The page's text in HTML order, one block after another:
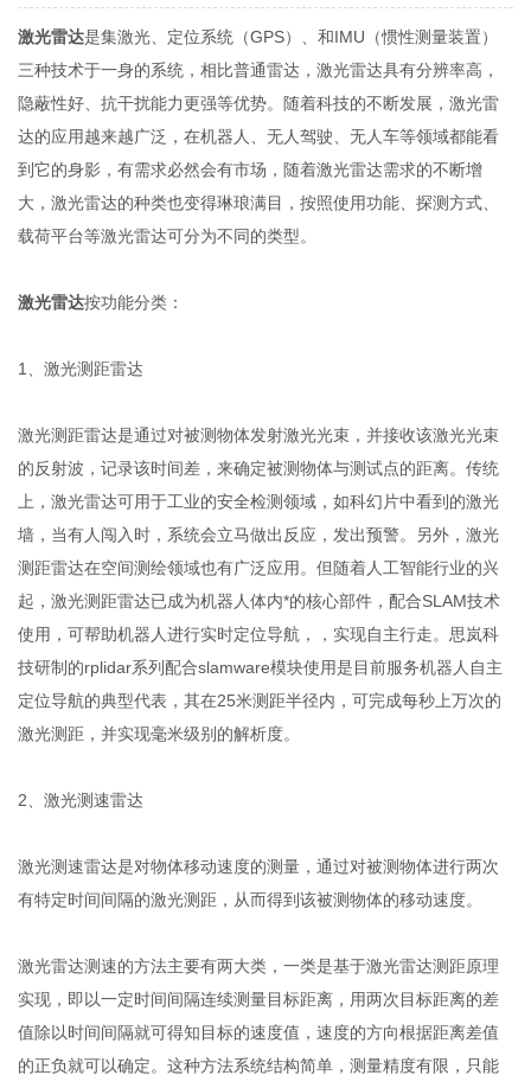
激光雷达是集激光、定位系统（GPS）、和IMU（惯性测量装置）
三种技术于一身的系统，相比普通雷达，激光雷达具有分辨率高，
隐蔽性好、抗干扰能力更强等优势。随着科技的不断发展，激光雷
达的应用越来越广泛，在机器人、无人驾驶、无人车等领域都能看
到它的身影，有需求必然会有市场，随着激光雷达需求的不断增
大，激光雷达的种类也变得琳琅满目，按照使用功能、探测方式、
载荷平台等激光雷达可分为不同的类型。
激光雷达按功能分类：
1、激光测距雷达
激光测距雷达是通过对被测物体发射激光光束，并接收该激光光束
的反射波，记录该时间差，来确定被测物体与测试点的距离。传统
上，激光雷达可用于工业的安全检测领域，如科幻片中看到的激光
墙，当有人闯入时，系统会立马做出反应，发出预警。另外，激光
测距雷达在空间测绘领域也有广泛应用。但随着人工智能行业的兴
起，激光测距雷达已成为机器人体内*的核心部件，配合SLAM技术
使用，可帮助机器人进行实时定位导航，，实现自主行走。思岚科
技研制的rplidar系列配合slamware模块使用是目前服务机器人自主
定位导航的典型代表，其在25米测距半径内，可完成每秒上万次的
激光测距，并实现毫米级别的解析度。
2、激光测速雷达
激光测速雷达是对物体移动速度的测量，通过对被测物体进行两次
有特定时间间隔的激光测距，从而得到该被测物体的移动速度。
激光雷达测速的方法主要有两大类，一类是基于激光雷达测距原理
实现，即以一定时间间隔连续测量目标距离，用两次目标距离的差
值除以时间间隔就可得知目标的速度值，速度的方向根据距离差值
的正负就可以确定。这种方法系统结构简单，测量精度有限，只能